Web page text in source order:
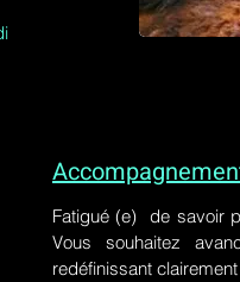
Fatigué (e) de savoir
Vous souhaitez
redéfinissant